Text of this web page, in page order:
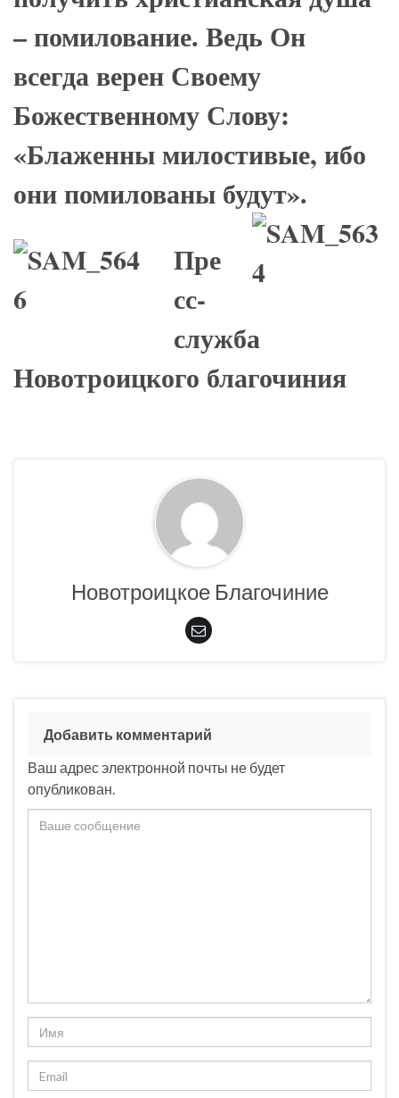
– помилование. Ведь Он
всегда верен Своему
Божественному Слову:
«Блаженны милостивые, ибо
они помилованы будут».
Пре
сс-
служба
Новотроицкого благочиния
Новотроицкое Благочиние
Добавить комментарий
Ваш адрес электронной почты не будет
опубликован.